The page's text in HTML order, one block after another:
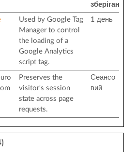
зберігання
Used by Google Tag
Manager to control
the loading of a
Google Analytics
script tag.
1 день
Preserves the
visitor's session
state across page
requests.
Сеансо
вий